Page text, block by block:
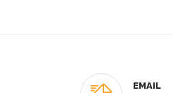
EMAIL